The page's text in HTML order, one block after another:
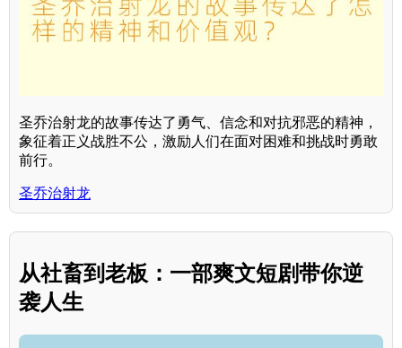
圣乔治射龙的故事传达了勇气、信念和对抗邪恶的精神，
象征着正义战胜不公，激励人们在面对困难和挑战时勇敢
前行。
圣乔治射龙
从社畜到老板：一部爽文短剧带你逆
袭人生